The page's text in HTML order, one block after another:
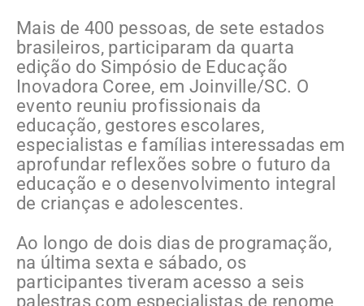
Mais de 400 pessoas, de sete estados
brasileiros, participaram da quarta
edição do Simpósio de Educação
Inovadora Coree, em Joinville/SC. O
evento reuniu profissionais da
educação, gestores escolares,
especialistas e famílias interessadas em
aprofundar reflexões sobre o futuro da
educação e o desenvolvimento integral
de crianças e adolescentes.
Ao longo de dois dias de programação,
na última sexta e sábado, os
participantes tiveram acesso a seis
palestras com especialistas de renome